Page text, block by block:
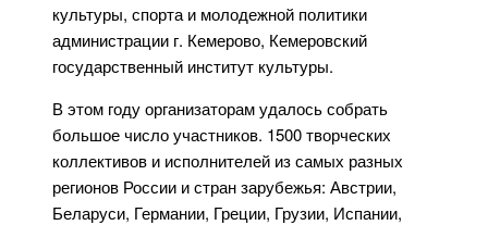
культуры, спорта и молодежной политики
администрации г. Кемерово, Кемеровский
государственный институт культуры.
В этом году организаторам удалось собрать
большое число участников. 1500 творческих
коллективов и исполнителей из самых разных
регионов России и стран зарубежья: Австрии,
Беларуси, Германии, Греции, Грузии, Испании,